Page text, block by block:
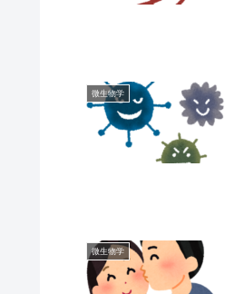
微生物学
微生物学